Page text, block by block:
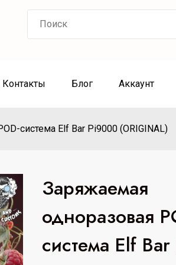
for:
Контакты Блог Аккаунт
система Elf Bar Pi9000 (ORIGINAL)
Заряжаемая
одноразовая
система Elf